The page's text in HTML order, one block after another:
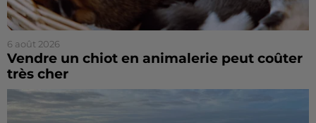
6 août 2026
Vendre un chiot en animalerie peut coûter
très cher